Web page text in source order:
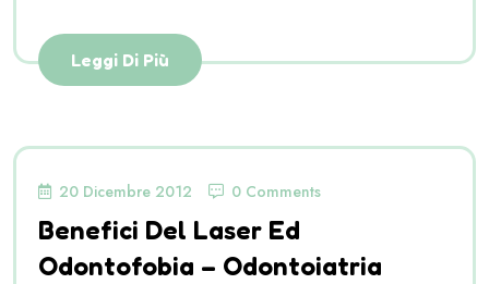
Leggi Di Più
20 Dicembre 2012 0 Comments
Benefici Del Laser Ed
Odontofobia – Odontoiatria